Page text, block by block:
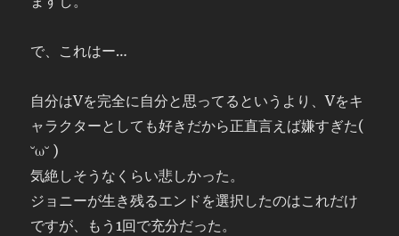
で、これはー…
自分はVを完全に自分と思ってるというより、Vをキ
ャラクターとしても好きだから正直言えば嫌すぎた(
˘ω˘ )
気絶しそうなくらい悲しかった。
ジョニーが生き残るエンドを選択したのはこれだけ
ですが、もう1回で充分だった。